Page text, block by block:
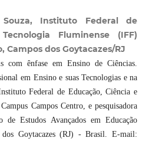
Instituto Federal de
Fluminense (IFF)
Campos dos Goytacazes/RJ
com ênfase em Ensino de Ciências.
em Ensino e suas Tecnologias e na
Federal de Educação, Ciência e
Campos Centro, e pesquisadora
Estudos Avançados em Educação
Goytacazes (RJ) - Brasil. E-mail: